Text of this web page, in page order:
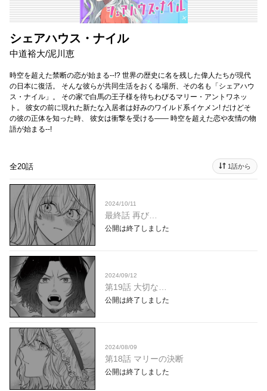
シェアハウス・ナイル
中道裕大/泥川恵
時空を超えた禁断の恋が始まる--!? 世界の歴史に名を残した偉人たちが現代
の日本に復活。 そんな彼らが共同生活をおくる場所、その名も「シェアハウ
ス・ナイル」。 その家で白馬の王子様を待ちわびるマリー・アントワネッ
ト。 彼女の前に現れた新たな入居者は好みのワイルド系イケメン! だけどそ
の彼の正体を知った時、 彼女は衝撃を受ける―― 時空を超えた恋や友情の物
語が始まる--!
全20話 1話から
2024/10/11
最終話 再び…
公開は終了しました
2024/09/12
第19話 大切な…
公開は終了しました
2024/08/09
第18話 マリーの決断
公開は終了しました